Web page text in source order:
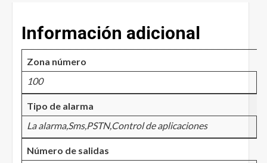
Información adicional
Zona número
100
Tipo de alarma
La alarma,Sms,PSTN,Control de aplicaciones
Número de salidas